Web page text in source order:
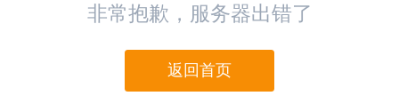
非常抱歉，服务器出错了
返回首页